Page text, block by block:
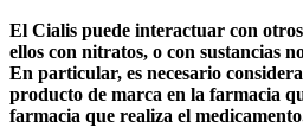
El Cialis puede interactuar con
ellos con nitratos, o con sustancias
En particular, es necesario
producto de marca en la farmacia
farmacia que realiza el